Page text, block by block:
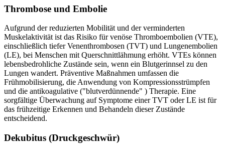
Thrombose und Embolie
Aufgrund der reduzierten Mobilität und der verminderten
Muskelaktivität ist das Risiko für venöse Thromboembolien (VTE),
einschließlich tiefer Venenthrombosen (TVT) und Lungenembolien
(LE), bei Menschen mit Querschnittlähmung erhöht. VTEs können
lebensbedrohliche Zustände sein, wenn ein Blutgerinnsel zu den
Lungen wandert. Präventive Maßnahmen umfassen die
Frühmobilisierung, die Anwendung von Kompressionsstrümpfen
und die antikoagulative ("blutverdünnende" ) Therapie. Eine
sorgfältige Überwachung auf Symptome einer TVT oder LE ist für
das frühzeitige Erkennen und Behandeln dieser Zustände
entscheidend.
Dekubitus (Druckgeschwür)